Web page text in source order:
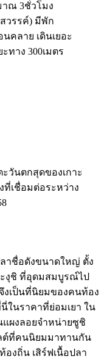
าณ 3ชั่วโมง
วรรค์) มีพัก
คลาย เดินเยอะ
ทาง 300เมตร
วันตกสุดของเกาะ
เชื่อมต่อระหว่าง
าชื่อดังขนาดใหญ่ ตั้ง
งุชิ ที่อุดมสมบูรณ์ไป
งเป็นที่นิยมของคนท้อง
นราคาที่ย่อมเยา ใน
ผงลอยจำหน่ายซูชิ
ต์ที่คนนิยมมาทานกัน
องถิ่น เสิร์ฟเนื้อปลา